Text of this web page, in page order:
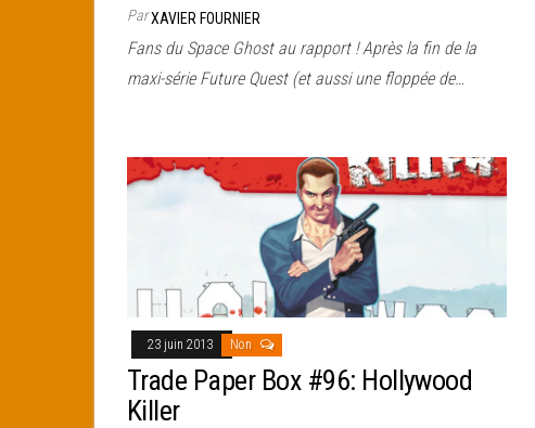
ParXAVIER FOURNIER
Fans du Space Ghost au rapport ! Après la fin de la
maxi-série Future Quest (et aussi une floppée de…
23 juin 2013 Non
Trade Paper Box #96: Hollywood
Killer